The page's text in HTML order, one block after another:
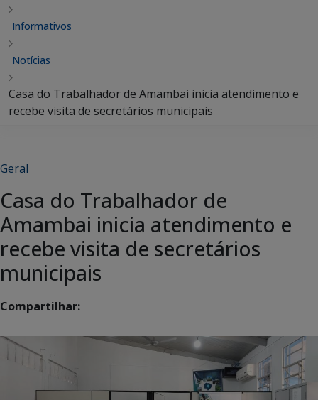
Informativos
Notícias
Casa do Trabalhador de Amambai inicia atendimento e
recebe visita de secretários municipais
Geral
Casa do Trabalhador de
Amambai inicia atendimento e
recebe visita de secretários
municipais
Compartilhar: